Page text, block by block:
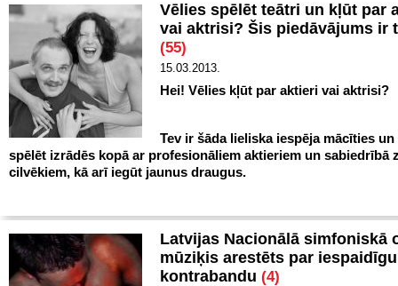
Vēlies spēlēt teātri un kļūt par
vai aktrisi? Šis piedāvājums ir
(55)
15.03.2013.
Hei! Vēlies kļūt par aktieri vai aktrisi?
Tev ir šāda lieliska iespēja mācīties un
spēlēt izrādēs kopā ar profesionāliem aktieriem un sabiedrībā
cilvēkiem, kā arī iegūt jaunus draugus.
Latvijas Nacionālā simfoniskā
mūziķis arestēts par
kontrabandu (4)